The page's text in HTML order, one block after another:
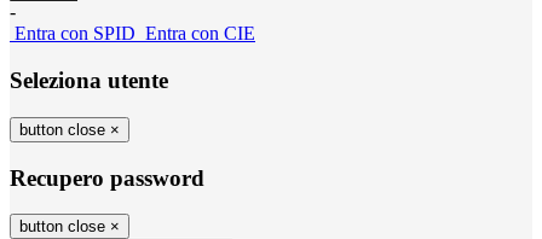
-
Entra con SPID Entra con CIE
Seleziona utente
button close ×
Recupero password
button close ×